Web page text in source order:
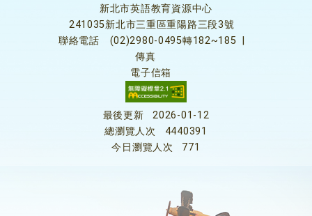
新北市英語教育資源中心
241035新北市三重區重陽路三段3號
聯絡電話
(02)2980-0495轉182~185
傳真
電子信箱
最後更新
2026-01-12
總瀏覽人次
4440391
今日瀏覽人次
771